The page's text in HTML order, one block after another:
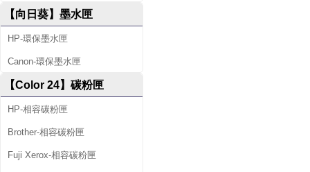
【向日葵】墨水匣
HP-環保墨水匣
Canon-環保墨水匣
【Color 24】碳粉匣
HP-相容碳粉匣
Brother-相容碳粉匣
Fuji Xerox-相容碳粉匣